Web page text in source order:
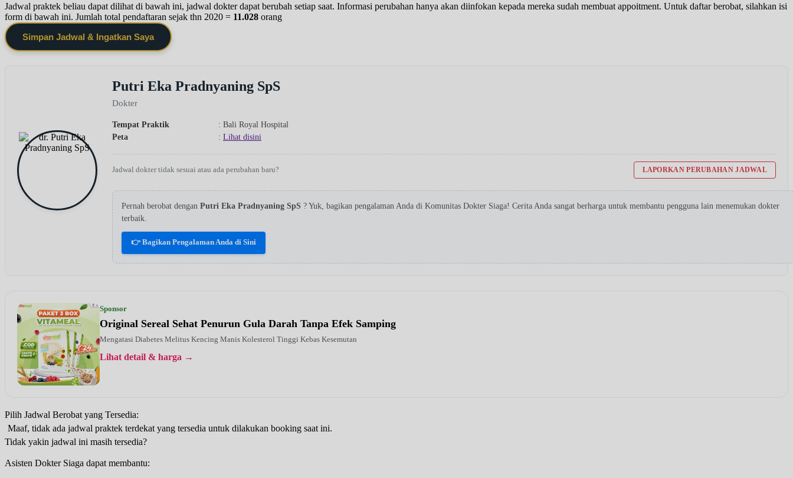
Jadwal praktek beliau dapat dilihat di bawah ini, jadwal dokter dapat berubah setiap saat. Informasi perubahan hanya akan diinfokan kepada mereka sudah membuat appoitment. Untuk daftar berobat, silahkan isi
form di bawah ini. Jumlah total pendaftaran sejak thn 2020 = 11.028 orang
Simpan Jadwal & Ingatkan Saya
Putri Eka Pradnyaning SpS
Dokter
Tempat Praktik
: Bali Royal Hospital
Peta
: Lihat disini
Jadwal dokter tidak sesuai atau ada perubahan baru? LAPORKAN PERUBAHAN JADWAL
Pernah berobat dengan Putri Eka Pradnyaning SpS ? Yuk, bagikan pengalaman Anda di Komunitas Dokter Siaga! Cerita Anda sangat berharga untuk membantu pengguna lain menemukan dokter
terbaik.
👉 Bagikan Pengalaman Anda di Sini
Sponsor
Original Sereal Sehat Penurun Gula Darah Tanpa Efek Samping
Mengatasi Diabetes Melitus Kencing Manis Kolesterol Tinggi Kebas Kesemutan
Lihat detail & harga →
Pilih Jadwal Berobat yang Tersedia:
Maaf, tidak ada jadwal praktek terdekat yang tersedia untuk dilakukan booking saat ini.
Tidak yakin jadwal ini masih tersedia?
Asisten Dokter Siaga dapat membantu: